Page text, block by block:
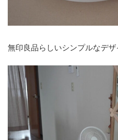
無印良品らしいシンプルなデザ